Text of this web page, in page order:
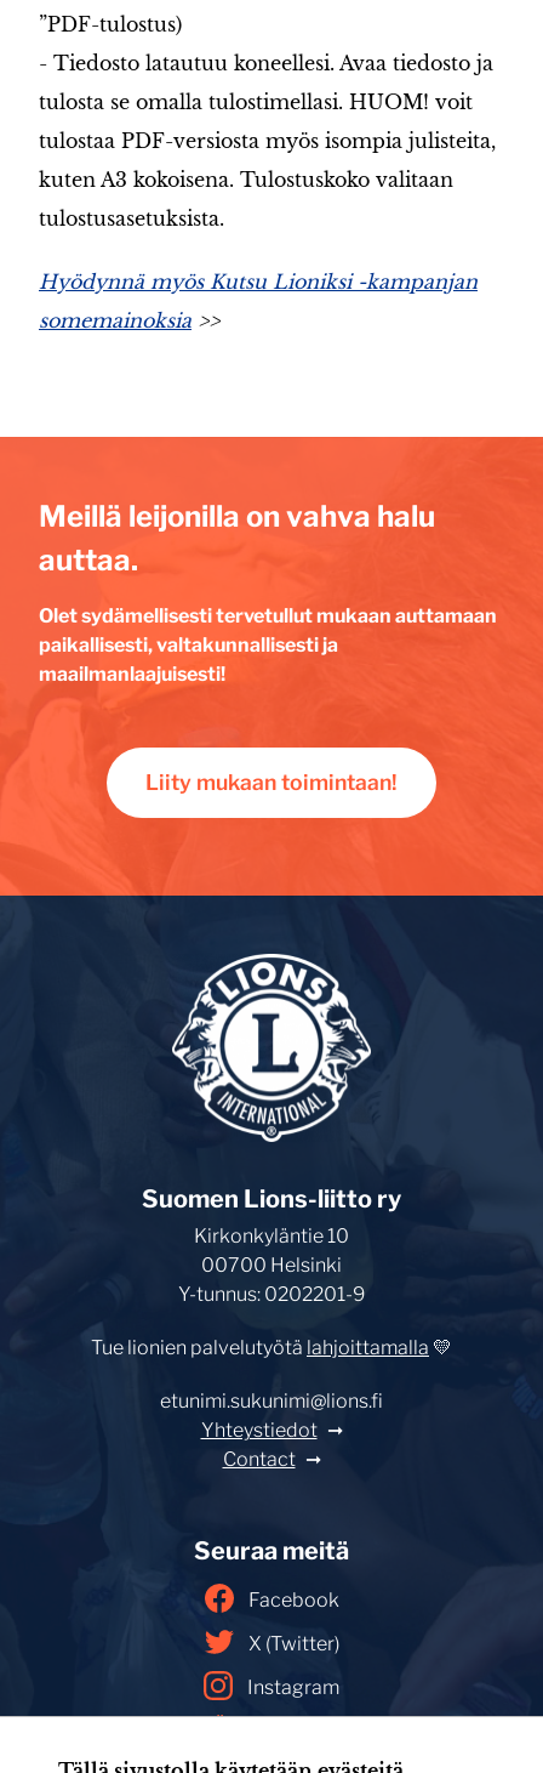
”PDF-tulostus)
- Tiedosto latautuu koneellesi. Avaa tiedosto ja
tulosta se omalla tulostimellasi. HUOM! voit
tulostaa PDF-versiosta myös isompia julisteita,
kuten A3 kokoisena. Tulostuskoko valitaan
tulostusasetuksista.
Hyödynnä myös Kutsu Lioniksi -kampanjan
somemainoksia >>
Meillä leijonilla on vahva halu
auttaa.
Olet sydämellisesti tervetullut mukaan auttamaan
paikallisesti, valtakunnallisesti ja
maailmanlaajuisesti!
Liity mukaan toimintaan!
Suomen Lions-liitto ry
Kirkonkyläntie 10
00700 Helsinki
Y-tunnus: 0202201-9
Tue lionien palvelutyötä lahjoittamalla 💛
etunimi.sukunimi@lions.fi
Yhteystiedot
Contact
Seuraa meitä
Facebook
X (Twitter)
Instagram